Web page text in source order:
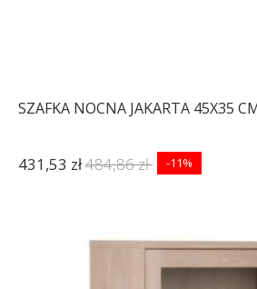
SZAFKA NOCNA JAKARTA 45X35
431,53 zł484,86 zł -11%